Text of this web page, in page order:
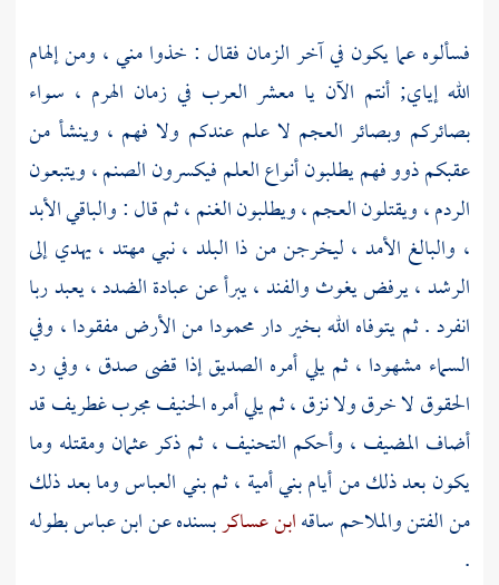
فسألوه عما يكون في آخر الزمان فقال : خذوا مني ، ومن إلهام
الله إياي; أنتم الآن يا معشر العرب في زمان الهرم ، سواء
بصائركم وبصائر العجم لا علم عندكم ولا فهم ، وينشأ من
عقبكم ذوو فهم يطلبون أنواع العلم فيكسرون الصنم ، ويتبعون
الردم ، ويقتلون العجم ، ويطلبون الغنم ، ثم قال : والباقي الأبد
، والبالغ الأمد ، ليخرجن من ذا البلد ، نبي مهتد ، يهدي إلى
الرشد ، يرفض يغوث والفند ، يبرأ عن عبادة الضدد ، يعبد ربا
انفرد . ثم يتوفاه الله بخير دار محمودا من الأرض مفقودا ، وفي
السماء مشهودا ، ثم يلي أمره الصديق إذا قضى صدق ، وفي رد
الحقوق لا خرق ولا نزق ، ثم يلي أمره الحنيف مجرب غطريف قد
أضاف المضيف ، وأحكم التحنيف ، ثم ذكرعثمان ومقتله وما
يكون بعد ذلك من أيامبني أمية ،ثمبني العباسوما بعد ذلك
من الفتن والملاحم ساقهابن عساكربسنده عن ابن عباس بطوله
.